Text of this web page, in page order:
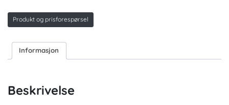
Produkt og prisforespørsel
Informasjon
Beskrivelse